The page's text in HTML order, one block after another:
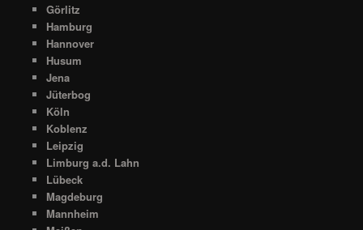
Görlitz
Hamburg
Hannover
Husum
Jena
Jüterbog
Köln
Koblenz
Leipzig
Limburg a.d. Lahn
Lübeck
Magdeburg
Mannheim